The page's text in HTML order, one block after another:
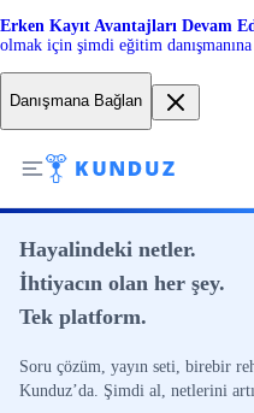
Erken Kayıt Avantajları Devam
olmak için şimdi eğitim
Danışmana Bağlan
Hayalindeki netler.
İhtiyacın olan her şey.
Tek platform.
Soru çözüm, yayın seti, birebir
Kunduz’da. Şimdi al, netlerini